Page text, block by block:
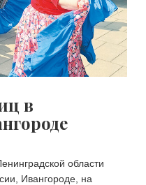
в
области
Ивангороде, на